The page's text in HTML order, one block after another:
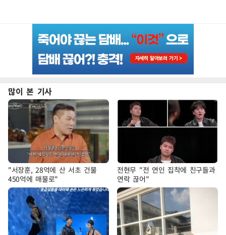
많이 본 기사
"서장훈, 28억에 산 서초 건물
450억에 매물로"
전현무 "전 연인 집착에 친구들과
연락 끊어"